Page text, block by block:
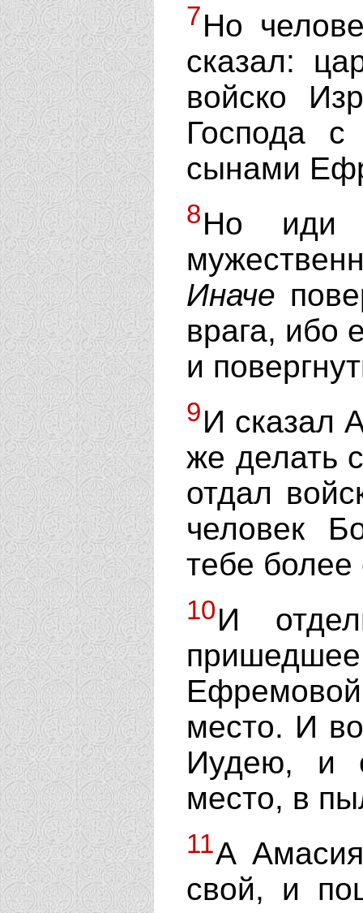
7Но
сказал:
войско
Господа
сынами
8Но
Иначе
врага, ибо
и
9И сказал
же делать
отдал
человек
тебе более
10И
место. И
Иудею, и
место, в
11А
свой, и